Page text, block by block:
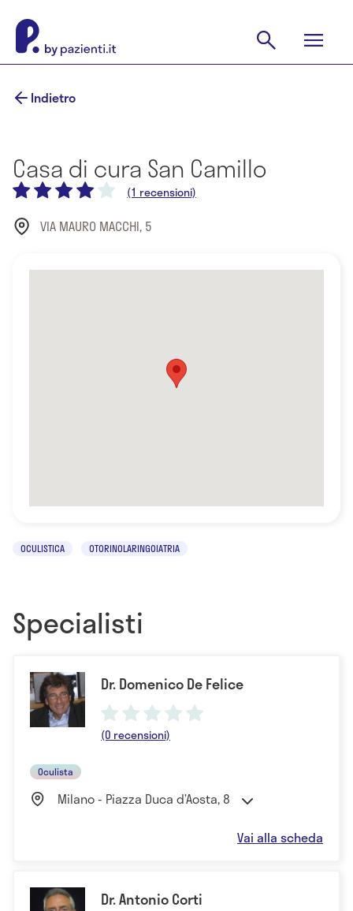
Indietro
Casa di cura San Camillo
(1 recensioni)
VIA MAURO MACCHI, 5
OCULISTICA OTORINOLARINGOIATRIA
Specialisti
Dr. Domenico De Felice
(0 recensioni)
Oculista
Milano - Piazza Duca d’Aosta, 8
Vai alla scheda
Dr. Antonio Corti